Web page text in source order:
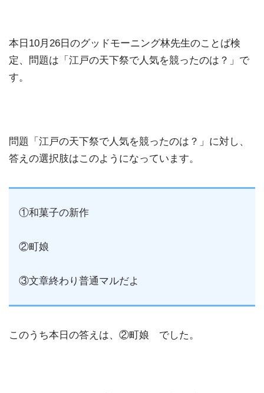
本日10月26日のグッドモーニング林先生のことば検
定、問題は「江戸の天下祭で人気を競ったのは？」で
す。
問題「江戸の天下祭で人気を競ったのは？」に対し、
答えの選択肢はこのようになっています。
①和菓子の新作
②町娘
③文章終わり普通マルだよ
このうち本日の答えは、②町娘 でした。